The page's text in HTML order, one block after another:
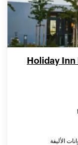
Holiday
الأليفة